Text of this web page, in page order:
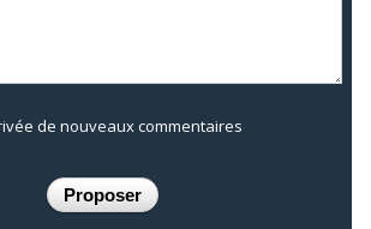
de nouveaux commentaires